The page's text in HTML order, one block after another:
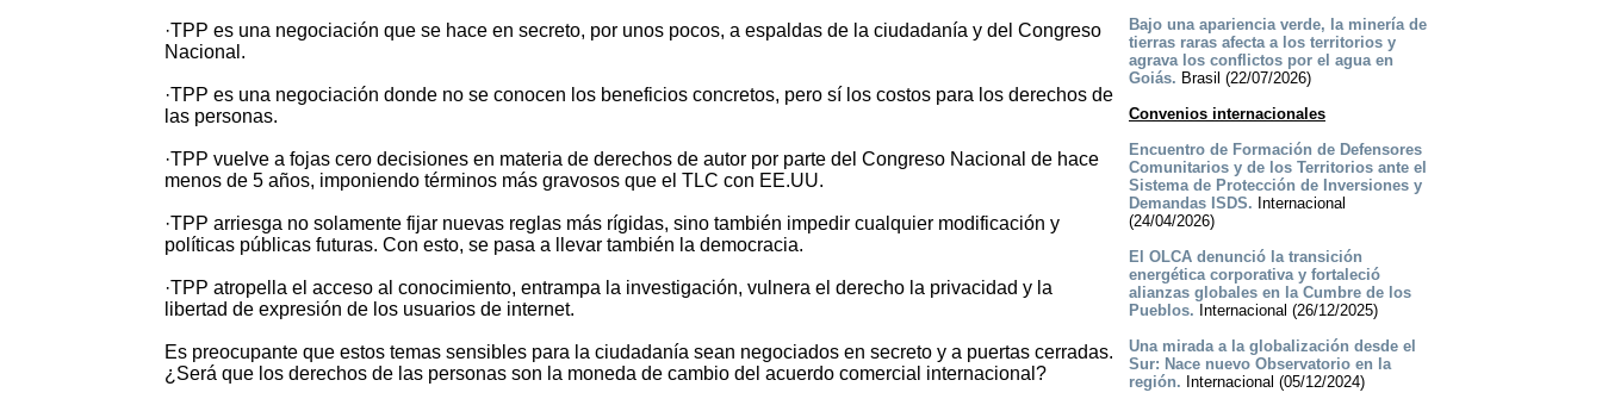
·TPP es una negociación que se hace en secreto, por unos pocos, a espaldas de la ciudadanía y del Congreso
Nacional.
·TPP es una negociación donde no se conocen los beneficios concretos, pero sí los costos para los derechos de
las personas.
·TPP vuelve a fojas cero decisiones en materia de derechos de autor por parte del Congreso Nacional de hace
menos de 5 años, imponiendo términos más gravosos que el TLC con EE.UU.
·TPP arriesga no solamente fijar nuevas reglas más rígidas, sino también impedir cualquier modificación y
políticas públicas futuras. Con esto, se pasa a llevar también la democracia.
·TPP atropella el acceso al conocimiento, entrampa la investigación, vulnera el derecho la privacidad y la
libertad de expresión de los usuarios de internet.
Es preocupante que estos temas sensibles para la ciudadanía sean negociados en secreto y a puertas cerradas.
¿Será que los derechos de las personas son la moneda de cambio del acuerdo comercial internacional?
Bajo una apariencia verde, la minería de
tierras raras afecta a los territorios y
agrava los conflictos por el agua en
Goiás. Brasil (22/07/2026)
Convenios internacionales
Encuentro de Formación de Defensores
Comunitarios y de los Territorios ante el
Sistema de Protección de Inversiones y
Demandas ISDS. Internacional
(24/04/2026)
El OLCA denunció la transición
energética corporativa y fortaleció
alianzas globales en la Cumbre de los
Pueblos. Internacional (26/12/2025)
Una mirada a la globalización desde el
Sur: Nace nuevo Observatorio en la
región. Internacional (05/12/2024)